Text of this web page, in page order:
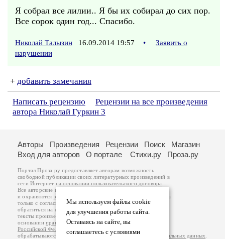
Я собрал все лилии.. Я бы их собирал до сих пор.
Все сорок один год... Спасибо.
Николай Талызин 16.09.2014 19:57 •
Заявить о
нарушении
+ добавить замечания
Написать рецензию
Рецензии на все произведения
автора Николай Гуркин 3
Мы используем файлы cookie
для улучшения работы сайта.
Оставаясь на сайте, вы
соглашаетесь с условиями
Авторы Произведения Рецензии Поиск
Магазин
Вход для авторов
О портале Стихи.ру Проза.ру
Портал Проза.ру предоставляет авторам возможность
свободной публикации своих литературных произведений в
сети Интернет на основаниипользовательского договора
Все авторские права на произведения принадлежат авторам
и охраняются законом
. Перепечатка произведений возможна
только с согласия его автора, к которому вы можете
обратиться на его авторской странице. Ответственность за
тексты произведений авторы несут самостоятельно на
основанииправил публикацииизаконодательства
Российской Федерации
обрабатываются на основанииПолитики обработки персональных данных